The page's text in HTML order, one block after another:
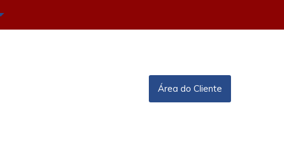
Área do Cliente